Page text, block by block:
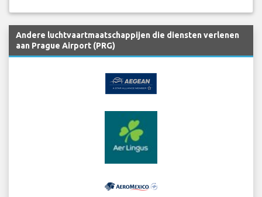
Andere luchtvaartmaatschappijen die diensten verlenen
aan Prague Airport (PRG)